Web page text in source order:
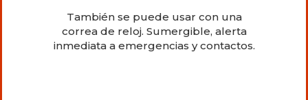
También se puede usar con una
correa de reloj. Sumergible, alerta
inmediata a emergencias y contactos.